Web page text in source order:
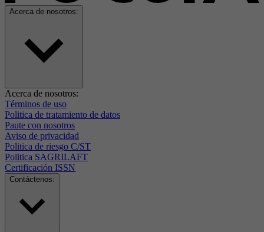
Acerca de nosotros:
Acerca de nosotros:
Términos de uso
Politica de tratamiento de datos
Paute con nosotros
Aviso de privacidad
Politica de riesgo C/ST
Politica SAGRILAFT
Certificación ISSN
Contáctenos: